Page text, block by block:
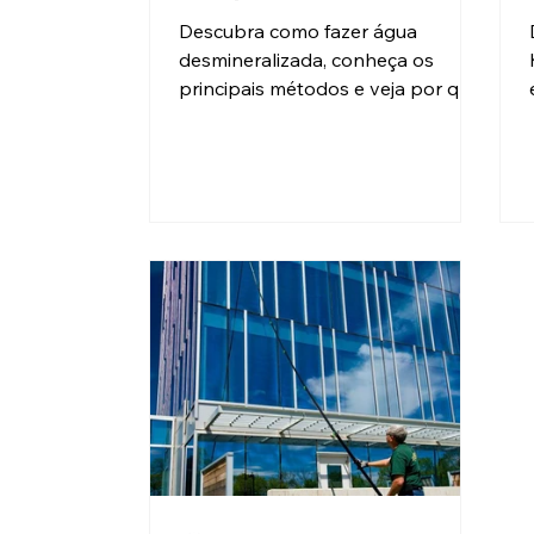
Descubra como fazer água
desmineralizada, conheça os
principais métodos e veja por que